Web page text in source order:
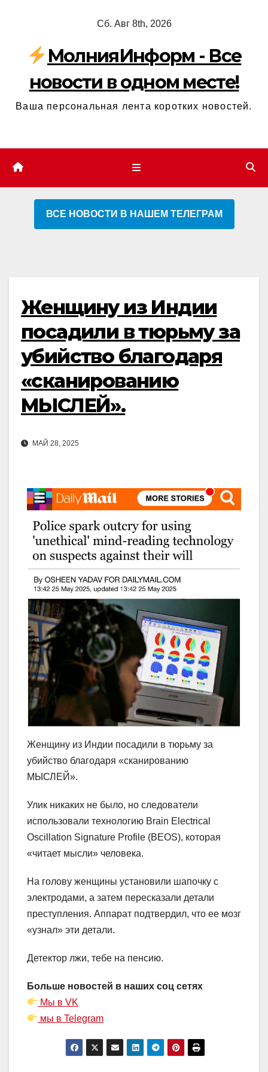
содержимому
Сб. Авг 8th, 2026
МолнияИнформ - Все
новости в одном месте!
Ваша персональная лента коротких новостей.
ВСЕ НОВОСТИ В НАШЕМ ТЕЛЕГРАМ
Женщину из Индии
посадили в тюрьму за
убийство благодаря
«сканированию
МЫСЛЕЙ».
МАЙ 28, 2025
Женщину из Индии посадили в тюрьму за
убийство благодаря «сканированию
МЫСЛЕЙ».
Улик никаких не было, но следователи
использовали технологию Brain Electrical
Oscillation Signature Profile (BEOS), которая
«читает мысли» человека.
На голову женщины установили шапочку с
электродами, а затем пересказали детали
преступления. Аппарат подтвердил, что ее мозг
«узнал» эти детали.
Детектор лжи, тебе на пенсию.
Больше новостей в наших соц сетях
Мы в VK
мы в Telegram